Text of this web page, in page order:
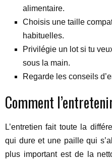
alimentaire.
Choisis une taille
habituelles.
Privilégie un lot si tu
sous la main.
Regarde les conseils
Comment
L’entretien fait toute la
qui dure et une paille qui
plus important est de la